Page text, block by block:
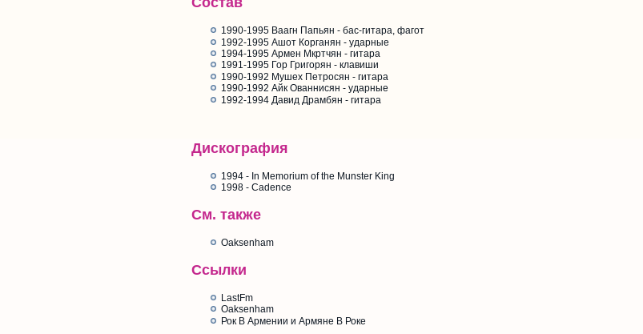
1990-1995 Ваагн Папьян - бас-гитара, фагот
1992-1995 Ашот Корганян - ударные
1994-1995 Армен Мкртчян - гитара
1991-1995 Гор Григорян - клавиши
1990-1992 Мушех Петросян - гитара
1990-1992 Айк Ованнисян - ударные
1992-1994 Давид Драмбян - гитара
Дискография
1994 - In Memorium of the Munster King
1998 - Cadence
См. также
Oaksenham
Ссылки
LastFm
Oaksenham
Рок В Армении и Армяне В Роке